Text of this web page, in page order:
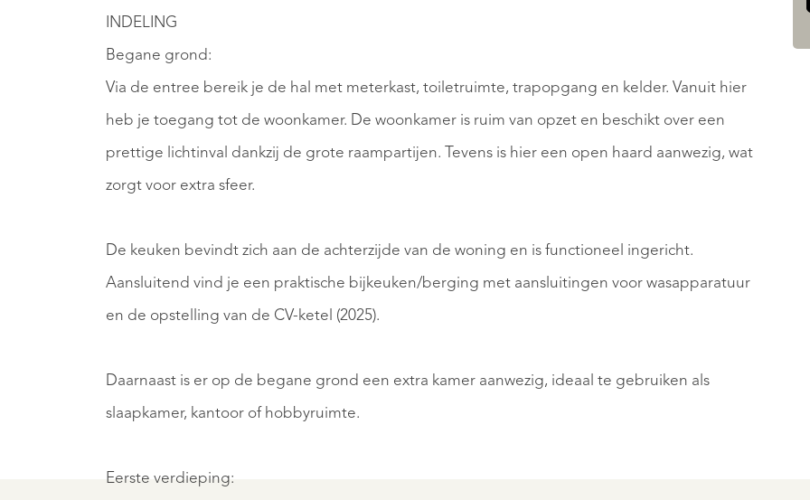
INDELING
Begane grond:
Via de entree bereik je de hal met meterkast, toiletruimte, trapopgang en kelder. Vanuit hier
heb je toegang tot de woonkamer. De woonkamer is ruim van opzet en beschikt over een
prettige lichtinval dankzij de grote raampartijen. Tevens is hier een open haard aanwezig, wat
zorgt voor extra sfeer.
De keuken bevindt zich aan de achterzijde van de woning en is functioneel ingericht.
Aansluitend vind je een praktische bijkeuken/berging met aansluitingen voor wasapparatuur
en de opstelling van de CV-ketel (2025).
Daarnaast is er op de begane grond een extra kamer aanwezig, ideaal te gebruiken als
slaapkamer, kantoor of hobbyruimte.
Eerste verdieping: